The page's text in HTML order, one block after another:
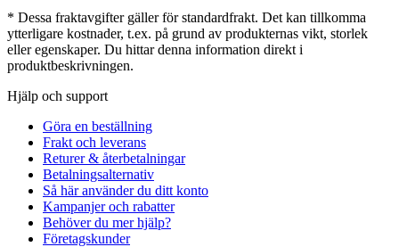
* Dessa fraktavgifter gäller för standardfrakt. Det kan tillkomma
ytterligare kostnader, t.ex. på grund av produkternas vikt, storlek
eller egenskaper. Du hittar denna information direkt i
produktbeskrivningen.
Hjälp och support
Göra en beställning
Frakt och leverans
Returer & återbetalningar
Betalningsalternativ
Så här använder du ditt konto
Kampanjer och rabatter
Behöver du mer hjälp?
Företagskunder